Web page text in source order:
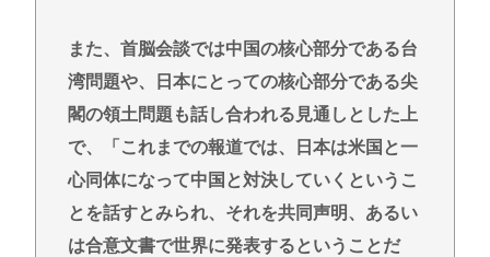
また、首脳会談では中国の核心部分である台
湾問題や、日本にとっての核心部分である尖
閣の領土問題も話し合われる見通しとした上
で、「これまでの報道では、日本は米国と一
心同体になって中国と対決していくというこ
とを話すとみられ、それを共同声明、あるい
は合意文書で世界に発表するということだ